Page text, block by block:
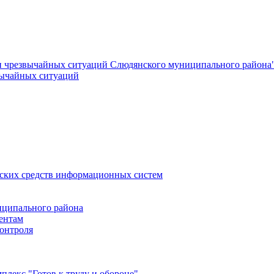
ситуаций Слюдянского муниципального
ситуаций
средств информационных систем
района